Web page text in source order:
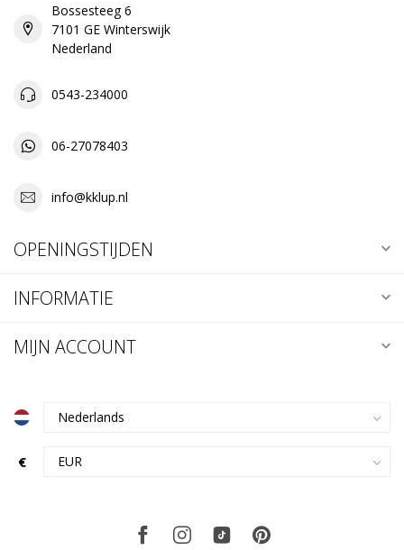
Bossesteeg 6
7101 GE Winterswijk
Nederland
0543-234000
06-27078403
info@kklup.nl
OPENINGSTIJDEN
INFORMATIE
MIJN ACCOUNT
€